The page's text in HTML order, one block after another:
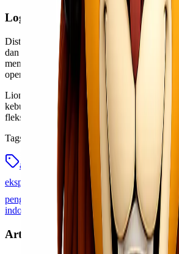
Logistik yang Tepat Membantu
Distribusi yang lancar membantu
dan memenuhi kebutuhan customer tepat
memilih
partner logistik
yang tepat bukan
operasional, tetapi bagian penting dari strategi
Lionel Express hadir sebagai solusi
kebutuhan bisnis yang membutuhkan
fleksibilitas pengiriman.
Tags
air freight indonesia cargo indonesia
ekspedisi bisnis
jasa pengiriman domestik
pengiriman b2b
pengiriman cepat
indonesia
Artikel Terkait